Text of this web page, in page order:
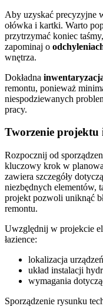
Aby uzyskać precyzyjne
ołówka i kartki. Warto
przytrzymać koniec
zapominaj o
wnętrza.
Dokładna
remontu, ponieważ
niespodziewanych
pracy.
Tworzenie projektu
Rozpocznij od
kluczowy krok w
zawiera szczegóły
niezbędnych elementów,
projekt pozwoli uniknąć
remontu.
Uwzględnij w projekcie
łazience:
lokalizacja
układ instalacji
wymagania
Sporządzenie rysunku